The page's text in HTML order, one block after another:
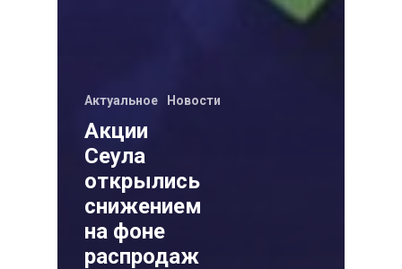
Актуальное Новости
Акции
Сеула
открылись
снижением
на фоне
распродаж